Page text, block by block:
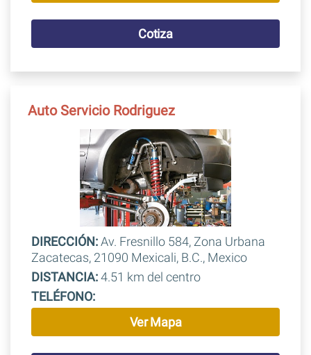
Cotiza
Auto Servicio Rodriguez
DIRECCIÓN:Av. Fresnillo 584, Zona Urbana
Zacatecas, 21090 Mexicali, B.C., Mexico
DISTANCIA:4.51 km del centro
TELÉFONO:
Ver Mapa